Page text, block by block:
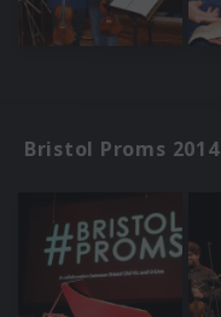
Bristol Proms 2014